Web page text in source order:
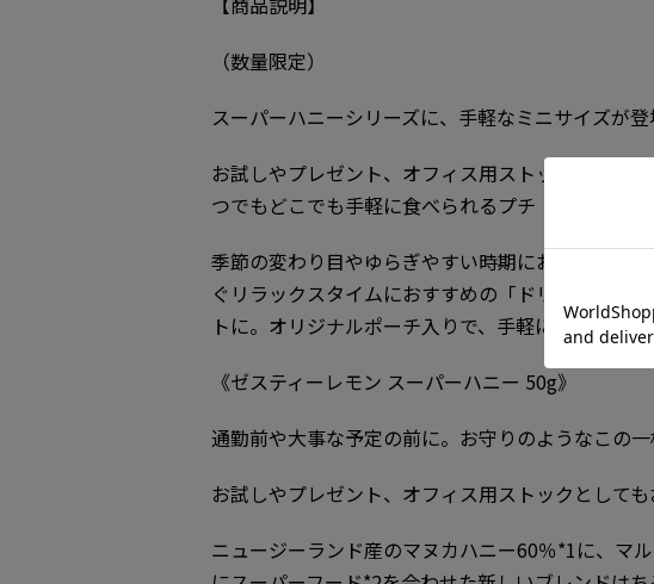
（数量限定）
スーパーハニーシリーズに、手軽なミニサイズが登
お試しやプレゼント、オフィス用ストックとしても
つでもどこでも手軽に食べられるプチ（1回分×2
季節の変わり目やゆらぎやすい時期におすすめの「
ぐリラックスタイムにおすすめの「ドリーミーカ
トに。オリジナルポーチ入りで、手軽にはちみつ
《ゼスティーレモン スーパーハニー 50g》
通勤前や大事な予定の前に。お守りのようなこの一
お試しやプレゼント、オフィス用ストックとしても
ニュージーランド産のマヌカハニー60％*1に、マ